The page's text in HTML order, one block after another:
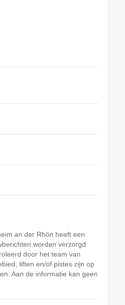
an der Rhön heeft een
worden verzorgd
door het team van
liften en/of pistes zijn op
Aan de informatie kan geen